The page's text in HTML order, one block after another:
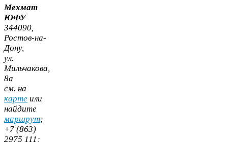
Мехмат
ЮФУ
344090,
Ростов-​на-​
Дону,
ул.
Мильчакова,
8а
cм. на
карте или
найдите
маршрут;
+7 (863)
2975 111;